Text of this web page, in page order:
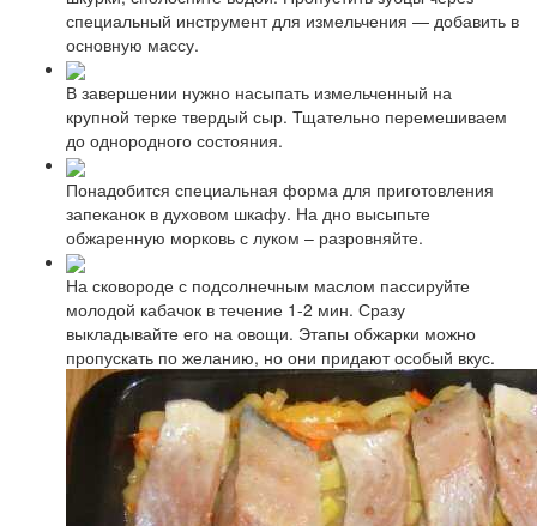
специальный инструмент для измельчения — добавить в
основную массу.
В завершении нужно насыпать измельченный на
крупной терке твердый сыр. Тщательно перемешиваем
до однородного состояния.
Понадобится специальная форма для приготовления
запеканок в духовом шкафу. На дно высыпьте
обжаренную морковь с луком – разровняйте.
На сковороде с подсолнечным маслом пассируйте
молодой кабачок в течение 1-2 мин. Сразу
выкладывайте его на овощи. Этапы обжарки можно
пропускать по желанию, но они придают особый вкус.